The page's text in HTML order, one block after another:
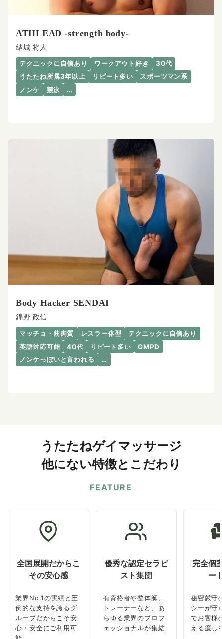
ATHLEAD -strength body-
結城 将人
テクニックに自信あり ワークアウト好き
30代
うたたね所属3年以上
リピート多い
スポーツマン系
ノンケ
競泳 …
Body Hacker SENDAI
錦野 政信
マッチョ・筋肉質 レスラー体型
テクニックに自信あり
英語対応可能
40代 リピート多い
GMPD
ノンケっぽいと言われる
…
うたたねゲイマッサージ
他にない特徴とこだわり
FEATURE
全国展開だからこ
その安心感
業界No.1の実績と圧
倒的な支持を誇るグ
ループだからこそ安
心・安全にご利用可
優秀な認定セラピ
スト集団
有資格者や整体師、
トレーナーなど、あ
らゆる業界のプロフ
ェッショナルが集結
完全個
ー
秘密厳守
シーが守
でお客様
える癒し